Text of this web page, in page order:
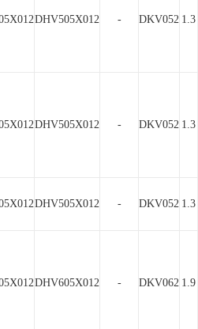
DHV505X012 - DKV052 1.3
DHV505X012 - DKV052 1.3
DHV505X012 - DKV052 1.3
DHV605X012 - DKV062 1.9